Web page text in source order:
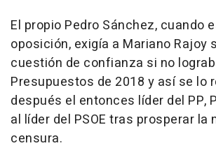
El propio Pedro Sánchez, cuando
oposición, exigía a Mariano Rajoy
cuestión de confianza si no
Presupuestos de 2018 y así se lo
después el entonces líder del PP,
al líder del PSOE tras prosperar la
censura.